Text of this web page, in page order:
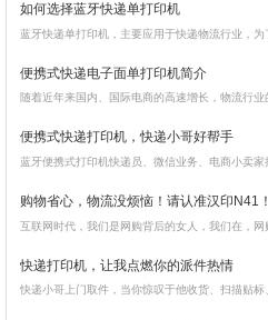
如何选择蓝牙快递单打印机
便携式快递电子面单打印机简介
便携式快递打印机，快递小哥好帮手
购物省心，物流没烦恼！请认准汉印N41！
快递打印机，让我点燃你的派件热情